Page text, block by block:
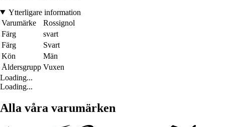
Ytterligare information
Varumärke
Rossignol
Färg
svart
Färg
Svart
Kön
Män
Åldersgrupp Vuxen
Loading...
Loading...
Alla våra varumärken